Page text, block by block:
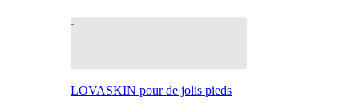
LOVASKIN pour de jolis pieds